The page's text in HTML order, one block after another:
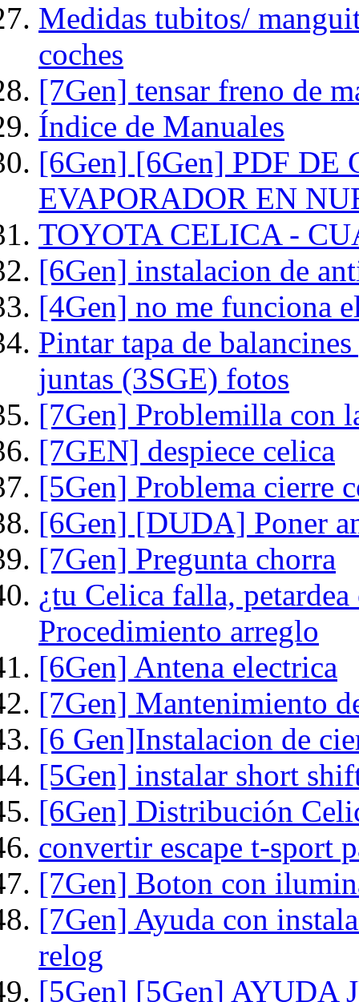
Medidas tubitos/
coches
[7Gen] tensar freno de
Índice de Manuales
[6Gen] [6Gen] PDF DE
EVAPORADOR EN
TOYOTA CELICA -
[6Gen] instalacion de
[4Gen] no me funciona
Pintar tapa de
juntas (3SGE) fotos
[7Gen] Problemilla con
[7GEN] despiece celica
[5Gen] Problema cierre
[6Gen] [DUDA] Poner
[7Gen] Pregunta chorra
¿tu Celica falla,
Procedimiento arreglo
[6Gen] Antena electrica
[7Gen] Mantenimiento
[6 Gen]Instalacion de
[5Gen] instalar short
[6Gen] Distribución
convertir escape t-sport
[7Gen] Boton con
[7Gen] Ayuda con
relog
[5Gen] [5Gen] AYUDA